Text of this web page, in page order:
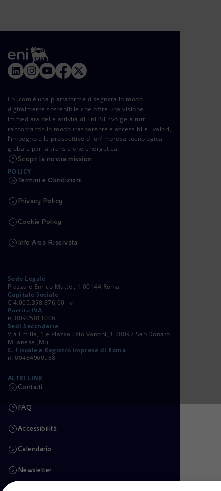
Eni.com è una piattaforma disegnata in modo
digitalmente sostenibile che offre una visione
immediata delle attività di Eni. Si rivolge a tutti,
raccontando in modo trasparente e accessibile i valori,
l’impegno e le prospettive di un’impresa tecnologica
globale per la transizione energetica.
Scopri la nostra mission
POLICY
Termini e Condizioni
Privacy Policy
Cookie Policy
Info Area Riservata
Sede Legale
Piazzale Enrico Mattei, 1 00144 Roma
Capitale Sociale
€ 4.005.358.876,00 i.v.
Partita IVA
n. 00905811006
Sedi Secondarie
Via Emilia, 1 e Piazza Ezio Vanoni, 1 20097 San Donato
Milanese (MI)
C. Fiscale e Registro Imprese di Roma
n. 00484960588
ALTRI LINK
Contatti
FAQ
Accessibilità
Calendario
Newsletter